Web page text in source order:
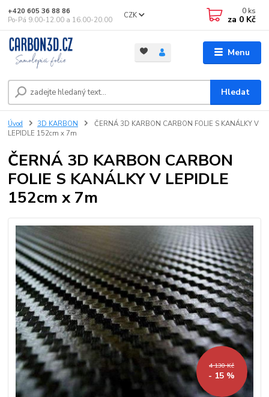
Menu
CZK
Hledat
+420 605 36 88 86
Po-Pá 9.00-12.00 a 16.00-20.00
0 ks
za 0 Kč
Úvod 3D KARBON
ČERNÁ 3D KARBON CARBON FOLIE S KANÁLKY V
LEPIDLE 152cm x 7m
ČERNÁ 3D KARBON CARBON
FOLIE S KANÁLKY V LEPIDLE
152cm x 7m
4 130 Kč
- 15 %